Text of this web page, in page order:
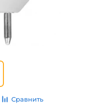
Сравнить